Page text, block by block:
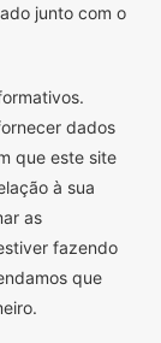
junto com o
dados
que este site
à sua
as
fazendo
que